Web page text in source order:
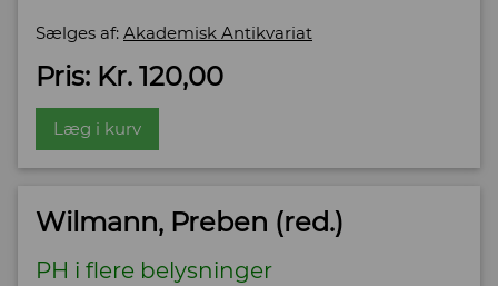
Sælges af: Akademisk Antikvariat
Pris: Kr. 120,00
Læg i kurv
Wilmann, Preben (red.)
PH i flere belysninger